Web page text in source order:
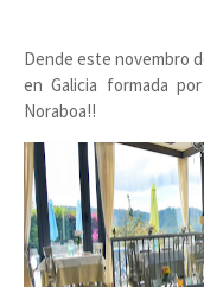
Dende este novembro
en Galicia formada
Noraboa!!